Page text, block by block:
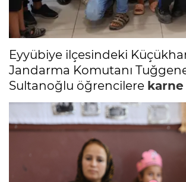
Eyyübiye ilçesindeki
Jandarma Komutanı
Sultanoğlu öğrencilere karne